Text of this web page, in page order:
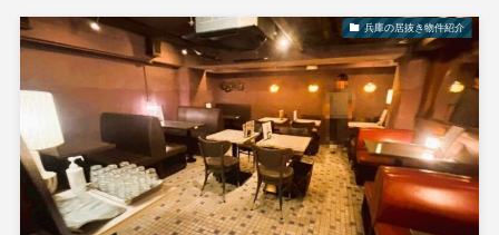
兵庫の居抜き物件紹介